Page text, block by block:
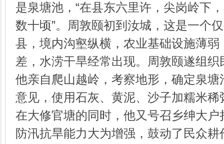
是泉塘池，“在县东六里许，尖岗岭下
数十顷”。周敦颐初到汝城，这是一个
县，境内沟壑纵横，农业基础设施薄
差，水涝干旱经常出现。周敦颐遂组
他亲自爬山越岭，考察地形，确定泉
意见，使用石灰、黄泥、沙子加糯米
在大修官塘的同时，他又号召乡绅大
防汛抗旱能力大为增强，鼓动了民众